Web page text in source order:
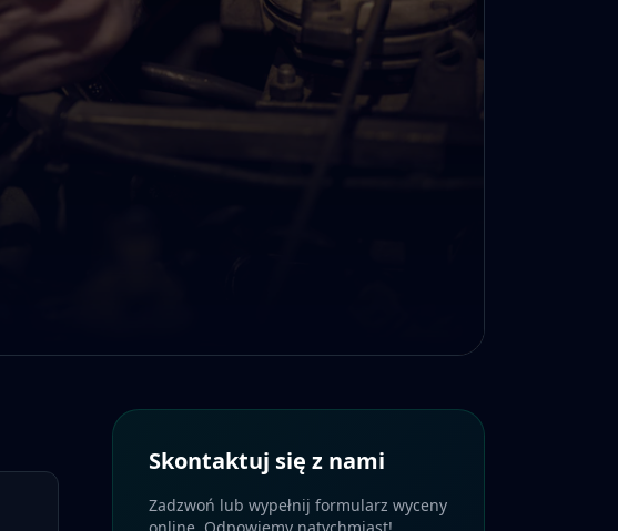
Skontaktuj się z nami
Zadzwoń lub wypełnij formularz wyceny
online. Odpowiemy natychmiast!